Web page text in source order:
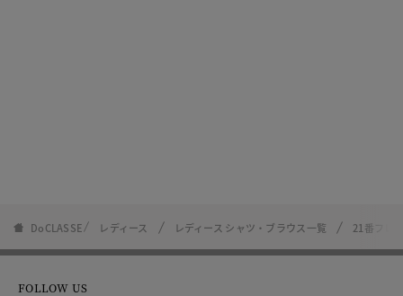
DoCLASSE レディース レディース シャツ・ブラウス一覧 21番フレ
FOLLOW US